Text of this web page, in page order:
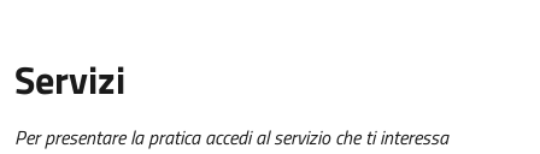
Servizi
Per presentare la pratica accedi al servizio che ti interessa